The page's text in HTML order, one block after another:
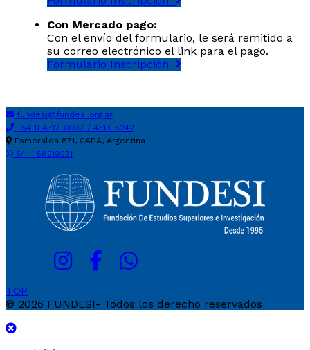
Con Mercado pago:
Con el envío del formulario, le será remitido a
su correo electrónico el link para el pago.
Formulario Inscripción
fundesi@fundesi.org.ar
+54 11 4312-0037 / 4313-5242
Esmeralda 871, CABA, Argentina
54 11 58219231
TOP
© 2026 FUNDESI- Todos los derecho reservados